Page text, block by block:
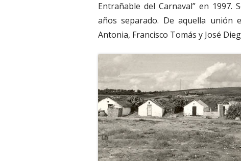
Entrañable del Carnaval” en 1997.
años separado. De aquella unión
Antonia, Francisco Tomás y José